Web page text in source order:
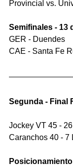
Provincial vs.
Semifinales - 13
GER - Duendes
CAE - Santa Fe
Segunda - Final
Jockey VT 45 -
Caranchos 40 - 7